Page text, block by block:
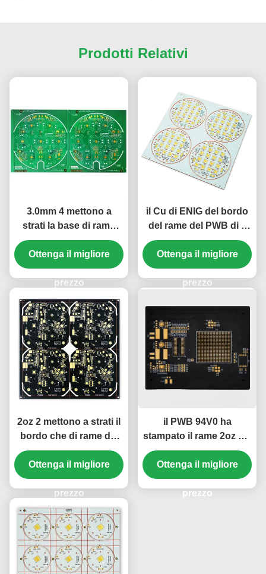
Prodotti Relativi
3.0mm 4 mettono a
strati la base di rame
S1000-2M+3W/*k del Cu
di ENIG di verde del
bordo del PWB
Ottenga il migliore
prezzo
il Cu di ENIG del bordo
del rame del PWB di 1
strato 2oz ha basato
196.50mm*196.50mm
bianco/nero
Ottenga il migliore
prezzo
2oz 2 mettono a strati il
bordo che di rame del
PWB il Cu ha basato
207.05mm*208.70mm
neri
Ottenga il migliore
prezzo
il PWB 94V0 ha
stampato il rame 2oz del
circuito singolo nero
dell'olio di 1 strato
parteggiato
Ottenga il migliore
prezzo